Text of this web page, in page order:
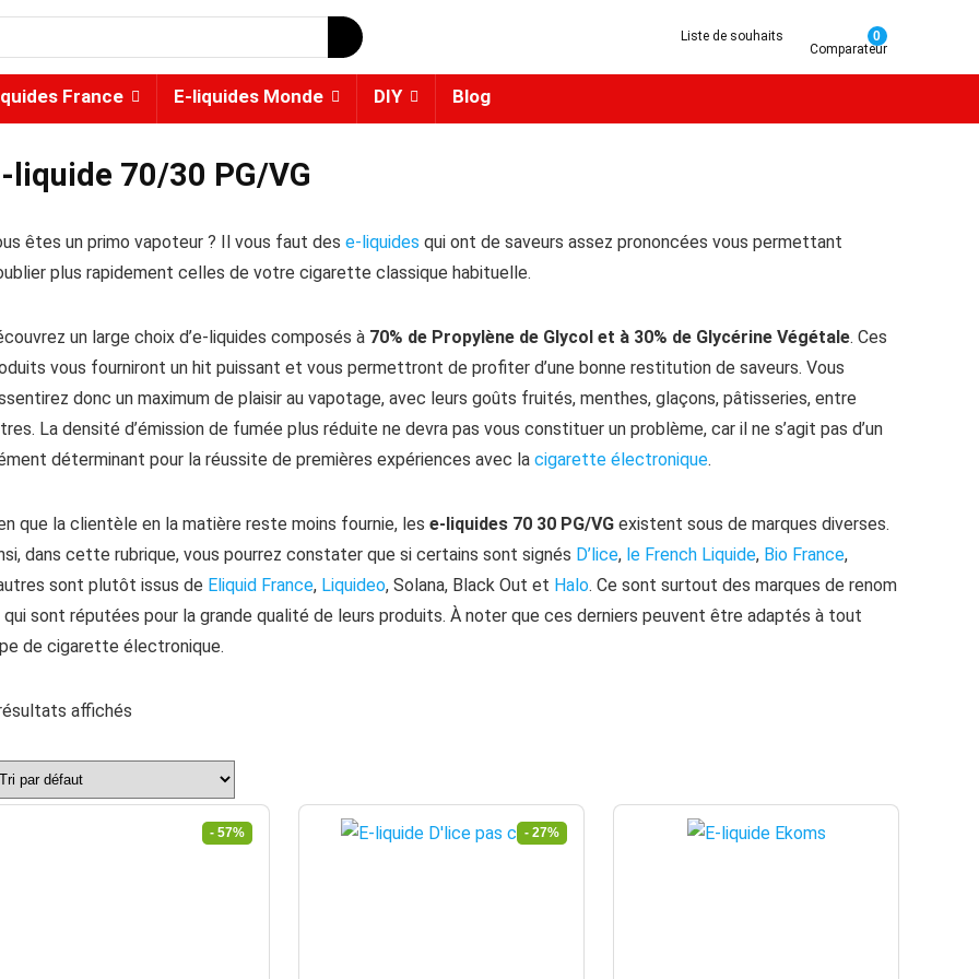
Liste de souhaits
0
Comparateur
France E-liquides Monde DIY Blog
liquide 70/30 PG/VG
êtes un primo vapoteur ? Il vous faut des e-liquides qui ont de saveurs assez prononcées vous permettant
plus rapidement celles de votre cigarette classique habituelle.
un large choix d’e-liquides composés à 70% de Propylène de Glycol et à 30% de Glycérine Végétale. Ces
vous fourniront un hit puissant et vous permettront de profiter d’une bonne restitution de saveurs. Vous
donc un maximum de plaisir au vapotage, avec leurs goûts fruités, menthes, glaçons, pâtisseries, entre
La densité d’émission de fumée plus réduite ne devra pas vous constituer un problème, car il ne s’agit pas d’un
déterminant pour la réussite de premières expériences avec la cigarette électronique.
que la clientèle en la matière reste moins fournie, les e-liquides 70 30 PG/VG existent sous de marques diverses.
dans cette rubrique, vous pourrez constater que si certains sont signés D’lice, le French Liquide, Bio France,
sont plutôt issus de Eliquid France, Liquideo, Solana, Black Out et Halo. Ce sont surtout des marques de renom
sont réputées pour la grande qualité de leurs produits. À noter que ces derniers peuvent être adaptés à tout
de cigarette électronique.
affichés
- 57% - 27%